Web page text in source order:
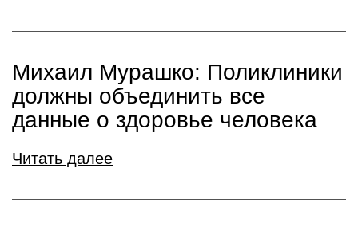
Михаил Мурашко: Поликлиники
должны объединить все
данные о здоровье человека
Читать далее